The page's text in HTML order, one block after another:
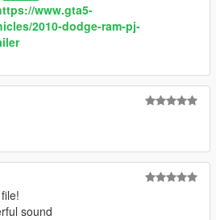
www.gta5-
2010-dodge-ram-pj-
sound